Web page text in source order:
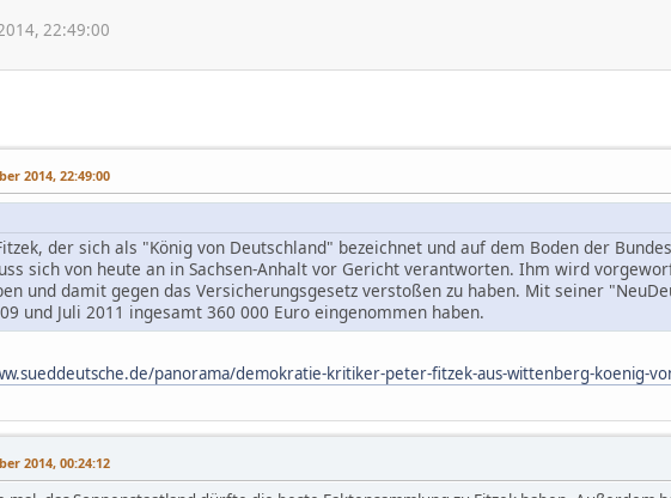
22:49:00
2014, 22:49:00
der sich als "König von Deutschland" bezeichnet und auf dem Boden der
sich von heute an in Sachsen-Anhalt vor Gericht verantworten. Ihm wird
und damit gegen das Versicherungsgesetz verstoßen zu haben. Mit seiner
und Juli 2011 ingesamt 360 000 Euro eingenommen haben.
panorama/demokratie-kritiker-peter-fitzek-aus-wittenberg-koenig-
2014, 00:24:12